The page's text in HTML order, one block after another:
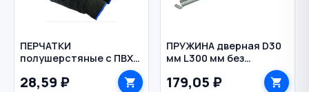
ПЕРЧАТКИ
полушерстяные с ПВХ
7,5 класс цв. черный
28,59 ₽
ПРУЖИНА дверная D30
мм L300 мм без
179,05 ₽